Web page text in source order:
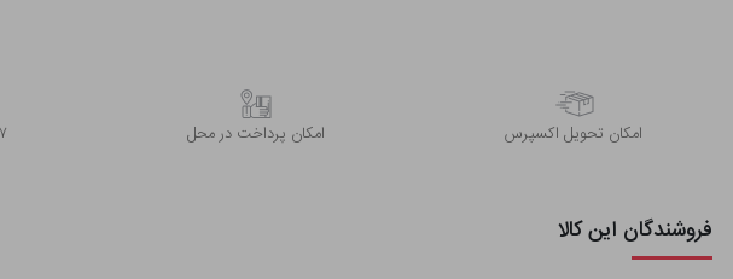
اﻣﮑﺎن ﺗﺤﻮﯾﻞ اﮐﺴﭙﺮس امکان پرداخت در محل ۷ روز ﻫﻔﺘﻪ، ۲۴ ﺳﺎﻋﺘﻪ
فروشندگان این کالا